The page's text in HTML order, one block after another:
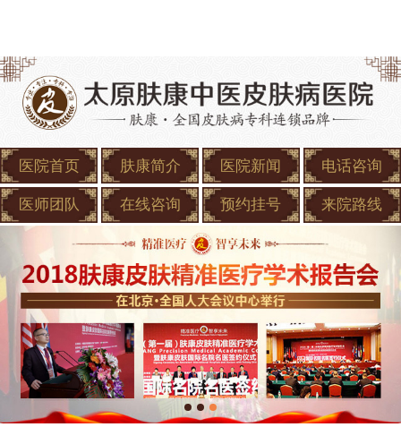
医院首页 肤康简介 医院新闻 电话咨询
医师团队 在线咨询 预约挂号 来院路线